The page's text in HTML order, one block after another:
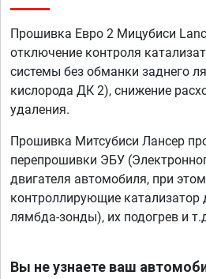
Прошивка Евро 2 Мицубиси
отключение контроля
системы без обманки заднего
кислорода ДК 2), снижение
удаления.
Прошивка Митсубиси Лансер
перепрошивки ЭБУ
двигателя автомобиля, при
контроллирующие катализатор
лямбда-зонды), их подогрев и
Вы не узнаете ваш